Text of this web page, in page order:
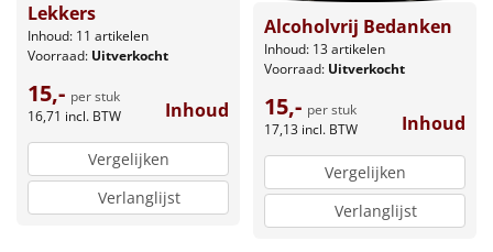
Lekkers
Inhoud: 11 artikelen
Voorraad: Uitverkocht
15,- per stuk
16,71 incl. BTW Inhoud
Vergelijken
Verlanglijst
Alcoholvrij Bedanken
Inhoud: 13 artikelen
Voorraad: Uitverkocht
15,- per stuk
17,13 incl. BTW Inhoud
Vergelijken
Verlanglijst